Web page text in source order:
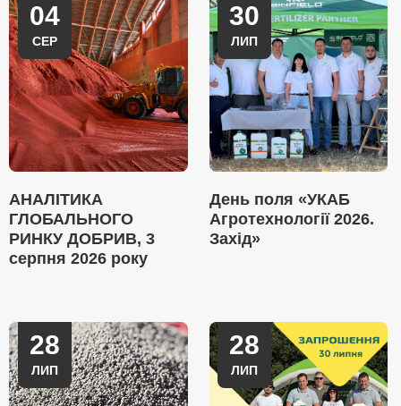
04
СЕР
АНАЛІТИКА
ГЛОБАЛЬНОГО
РИНКУ ДОБРИВ, 3
серпня 2026 року
30
ЛИП
День поля «УКАБ
Агротехнології 2026.
Захід»
28
ЛИП
28
ЛИП